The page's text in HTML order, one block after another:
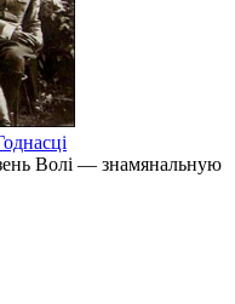
Волі — знамянальную